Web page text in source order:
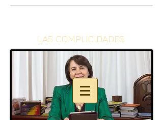
LAS COMPLICIDADES